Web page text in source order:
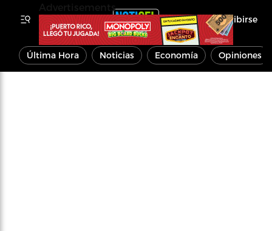
Inscribirse
Última Hora Noticias Economía Opiniones
Advertisements